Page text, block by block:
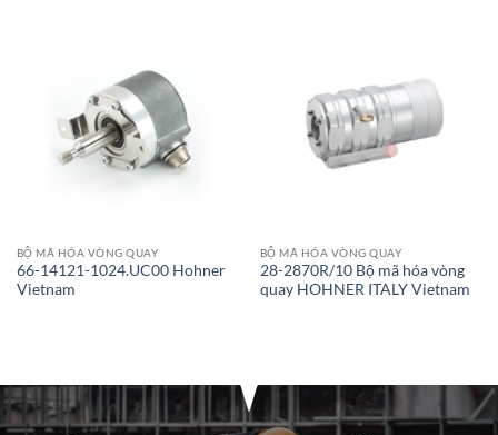
BỘ MÃ HÓA VÒNG QUAY
66-14121-1024.UC00 Hohner
Vietnam
BỘ MÃ HÓA VÒNG QUAY
28-2870R/10 Bộ mã hóa vòng
quay HOHNER ITALY Vietnam